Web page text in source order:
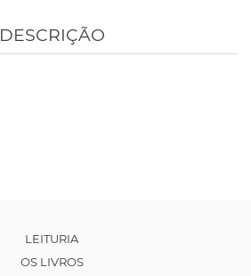
DESCRIÇÃO
LEITURIA
OS LIVROS